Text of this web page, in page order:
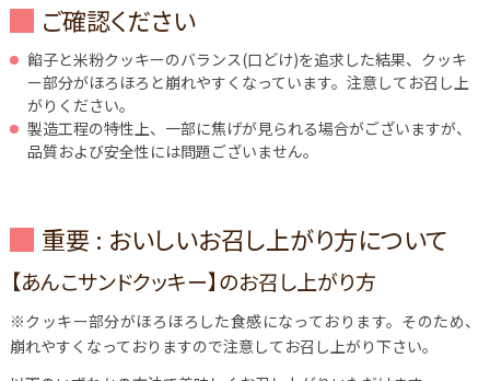
ご確認ください
餡子と米粉クッキーのバランス(口どけ)を追求した結果、クッキ
ー部分がほろほろと崩れやすくなっています。注意してお召し上
がりください。
製造工程の特性上、一部に焦げが見られる場合がございますが、
品質および安全性には問題ございません。
重要 : おいしいお召し上がり方について
【あんこサンドクッキー】のお召し上がり方
※クッキー部分がほろほろした食感になっております。そのため、
崩れやすくなっておりますので注意してお召し上がり下さい。